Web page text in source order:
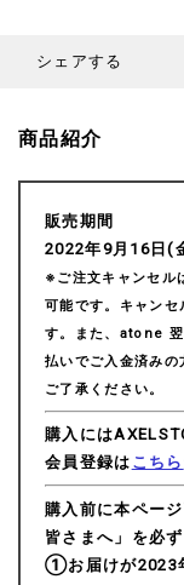
シェアする
商品紹介
販売期間
2022年9月16日(
※ご注文キャンセル
可能です。キャンセ
す。また、atone 翌
払いでご入金済み
ご了承ください。
購入には
会員登録は こちら
購入前に本ペー
皆さまへ」を必
①お届けが2023